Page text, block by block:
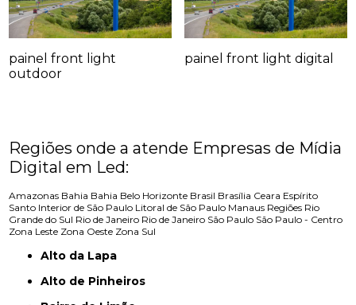
painel front light
outdoor
painel front light digital
Regiões onde a atende Empresas de Mídia
Digital em Led:
Amazonas Bahia Bahia Belo Horizonte Brasil Brasília Ceara Espírito
Santo Interior de São Paulo Litoral de São Paulo Manaus Regiões Rio
Grande do Sul Rio de Janeiro Rio de Janeiro São Paulo São Paulo - Centro
Zona Leste Zona Oeste Zona Sul
Alto da Lapa
Alto de Pinheiros